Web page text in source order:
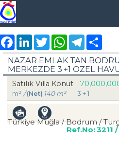
FacebookLinkedInTwitter WhatsAppTelegram
NAZAR EMLAK TAN
MERKEZDE 3 +1 ÖZEL
Satılık Villa Konut
m² /(Net) 140 m² 3 + 1
Türkiye Muğla / Bodrum /
Ref.No:3211 /